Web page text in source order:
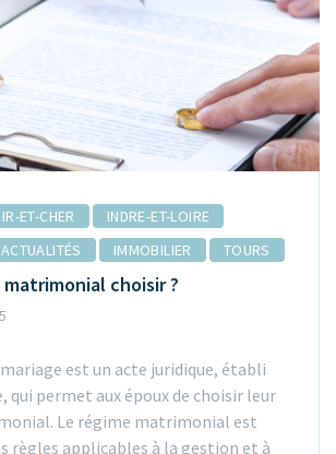
ET-CHER
INDRE-ET-LOIRE
ACTUALITÉS IMMOBILIER TOURS
choisir ?
est un acte juridique, établi
qui permet aux époux de choisir leur
Le régime matrimonial est
règles applicables à la gestion et à